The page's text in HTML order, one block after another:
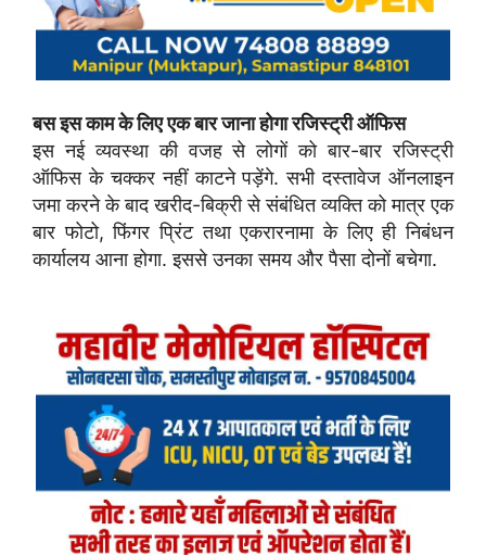
बस इस काम के लिए एक बार जाना होगा रजिस्ट्री ऑफिस
इस नई व्यवस्था की वजह से लोगों को बार-बार रजिस्ट्री
ऑफिस के चक्कर नहीं काटने पड़ेंगे. सभी दस्तावेज ऑनलाइन
जमा करने के बाद खरीद-बिक्री से संबंधित व्यक्ति को मात्र एक
बार फोटो, फिंगर प्रिंट तथा एकरारनामा के लिए ही निबंधन
कार्यालय आना होगा. इससे उनका समय और पैसा दोनों बचेगा.